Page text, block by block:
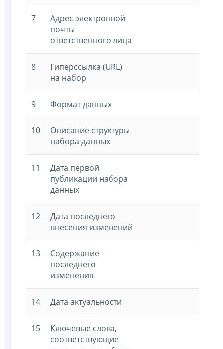
7
Адрес электронной
почты
ответственного лица
8
Гиперссылка (URL)
на набор
9 Формат данных
10
Описание структуры
набора данных
11
Дата первой
публикации набора
данных
12
Дата последнего
внесения изменений
13
Содержание
последнего
изменения
14 Дата актуальности
15
Ключевые слова,
соответствующие